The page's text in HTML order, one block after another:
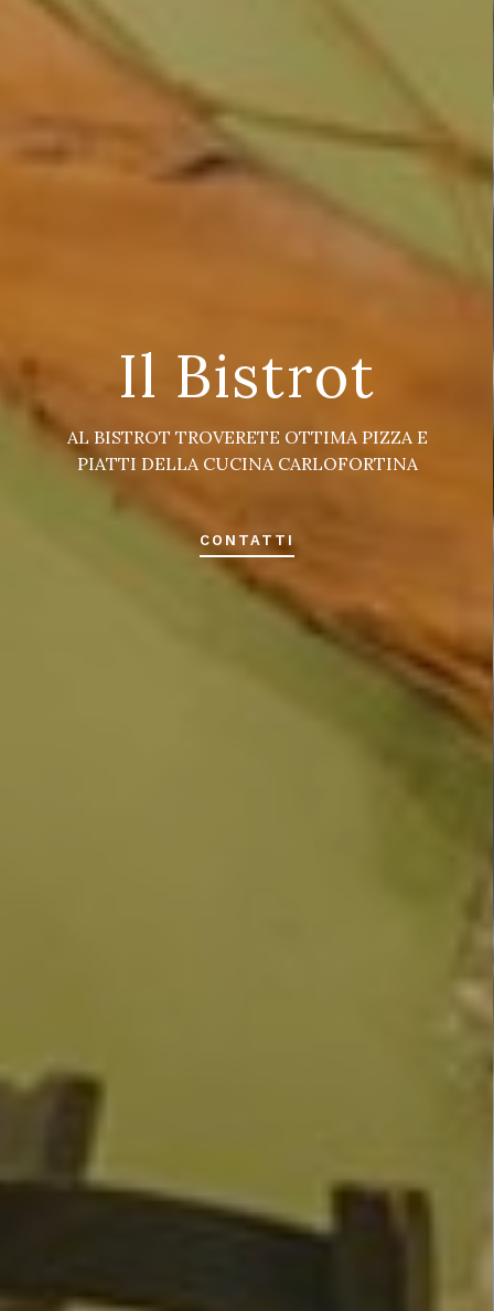
Il Bistrot
AL BISTROT TROVERETE OTTIMA PIZZA E
PIATTI DELLA CUCINA CARLOFORTINA
CONTATTI